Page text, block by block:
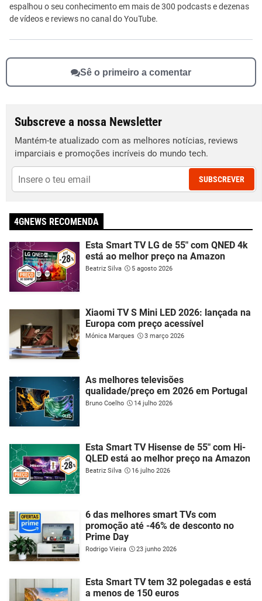
espalhou o seu conhecimento em mais de 300 podcasts e dezenas
de vídeos e reviews no canal do YouTube.
Sê o primeiro a comentar
Subscreve a nossa Newsletter
Mantém-te atualizado com as melhores notícias, reviews
imparciais e promoções incríveis do mundo tech.
SUBSCREVER
4GNEWS RECOMENDA
Esta Smart TV LG de 55" com QNED 4k
está ao melhor preço na Amazon
Beatriz Silva 5 agosto 2026
Xiaomi TV S Mini LED 2026: lançada na
Europa com preço acessível
Mónica Marques 3 março 2026
As melhores televisões
qualidade/preço em 2026 em Portugal
Bruno Coelho 14 julho 2026
Esta Smart TV Hisense de 55" com Hi-
QLED está ao melhor preço na Amazon
Beatriz Silva 16 julho 2026
6 das melhores smart TVs com
promoção até -46% de desconto no
Prime Day
Rodrigo Vieira 23 junho 2026
Esta Smart TV tem 32 polegadas e está
a menos de 150 euros